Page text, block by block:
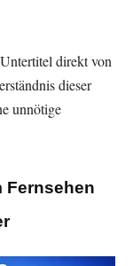
direkt von
dieser
unnötige
Fernsehen